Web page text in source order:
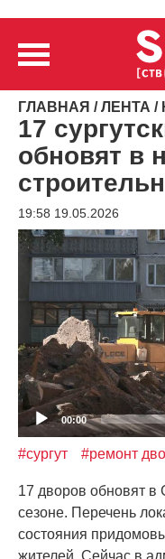
ГЛАВНАЯ /ЛЕНТА /
17
обновят в
19:58 19.05.2026
Видеоплеер
00:00
#сургут #ремонт
17 дворов обновят в
сезоне. Перечень
состояния
жителей. Сейчас в